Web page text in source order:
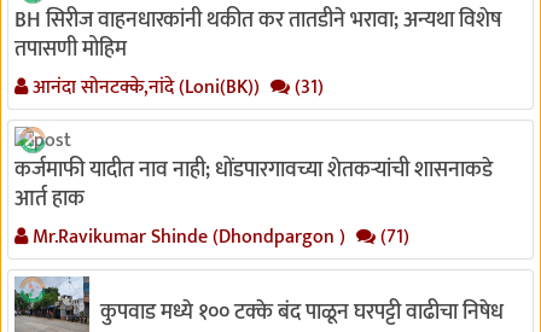
BH सिरीज वाहनधारकांनी थकीत कर तातडीने भरावा; अन्यथा विशेष
तपासणी मोहिम
आनंदा सोनटक्के,नांदे (Loni(BK)) (31)
कर्जमाफी यादीत नाव नाही; धोंडपारगावच्या शेतकऱ्यांची शासनाकडे
आर्त हाक
Mr.Ravikumar Shinde (Dhondpargon ) (71)
कुपवाड मध्ये १०० टक्के बंद पाळून घरपट्टी वाढीचा निषेध